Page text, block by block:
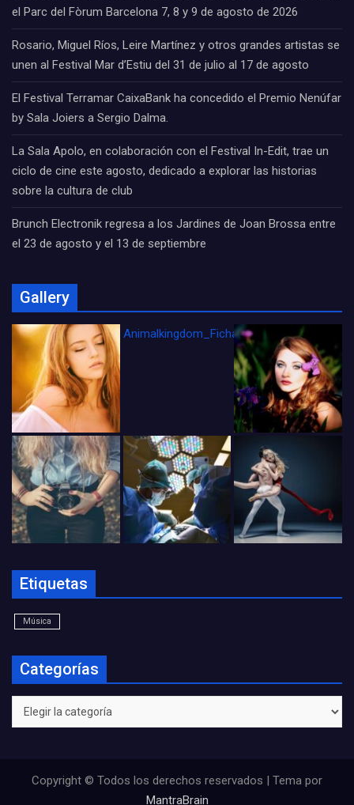
el Parc del Fòrum Barcelona 7, 8 y 9 de agosto de 2026
Rosario, Miguel Ríos, Leire Martínez y otros grandes artistas se
unen al Festival Mar d’Estiu del 31 de julio al 17 de agosto
El Festival Terramar CaixaBank ha concedido el Premio Nenúfar
by Sala Joiers a Sergio Dalma.
La Sala Apolo, en colaboración con el Festival In-Edit, trae un
ciclo de cine este agosto, dedicado a explorar las historias
sobre la cultura de club
Brunch Electronik regresa a los Jardines de Joan Brossa entre
el 23 de agosto y el 13 de septiembre
Gallery
Animalkingdom_FichaCine
Etiquetas
Música
Categorías
Categorías
Copyright © Todos los derechos reservados | Tema por
MantraBrain